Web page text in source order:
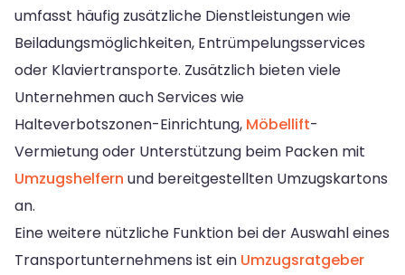
umfasst häufig zusätzliche Dienstleistungen wie
Beiladungsmöglichkeiten, Entrümpelungsservices
oder Klaviertransporte. Zusätzlich bieten viele
Unternehmen auch Services wie
Halteverbotszonen-Einrichtung, Möbellift-
Vermietung oder Unterstützung beim Packen mit
Umzugshelfern und bereitgestellten Umzugskartons
an.
Eine weitere nützliche Funktion bei der Auswahl eines
Transportunternehmens ist ein Umzugsratgeber